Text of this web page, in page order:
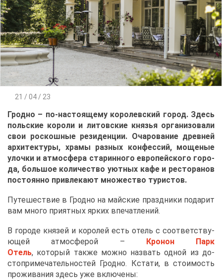
21 / 04 / 23
Грод­но – по-на­сто­я­ще­му ко­ро­лев­ский го­род. Здесь
поль­ские ко­ро­ли и ли­тов­ские кня­зья ор­га­ни­зо­ва­ли
свои рос­кош­ные ре­зи­ден­ции. Оча­ро­ва­ние древ­ней
ар­хи­тек­ту­ры, хра­мы раз­ных кон­фес­сий, мо­ще­ные
улоч­ки и ат­мо­сфе­ра ста­рин­но­го ев­ро­пей­ско­го го­ро­
да, боль­шое ко­ли­че­ство уют­ных ка­фе и ре­сто­ра­нов
по­сто­ян­но при­вле­ка­ют мно­же­ство ту­ри­стов.
Пу­те­ше­ствие в Грод­но на май­ские празд­ни­ки по­да­рит
вам мно­го при­ят­ных яр­ких впе­чат­ле­ний.
В го­ро­де кня­зей и ко­ро­лей есть отель с со­от­вет­ству­
ю­щей ат­мо­сфе­рой –
Кро­нон Парк
Отель, ко­то­рый та­к­же мож­но на­звать од­ной из до­
сто­при­ме­ча­тель­но­стей Грод­но. Кста­ти, в сто­и­мость
про­жи­ва­ния здесь уже вклю­че­ны: